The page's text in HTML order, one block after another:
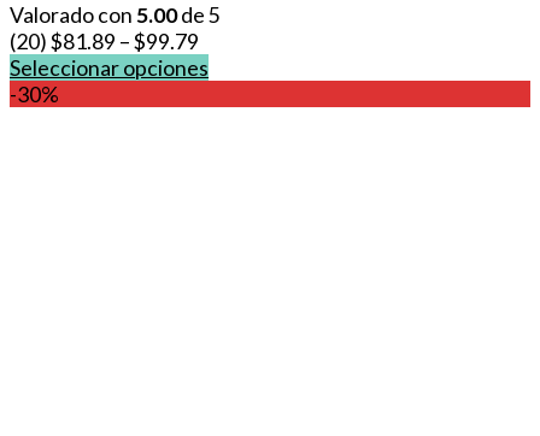
Valorado con5.00de 5
(20)$81.89 –$99.79
Seleccionar opciones
Este
-30%